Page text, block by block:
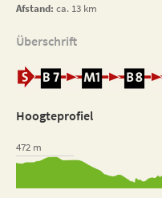
Afstand: ca. 13 km
Überschrift
Hoogteprofiel
472 m